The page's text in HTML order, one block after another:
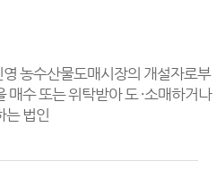
농수산물도매시장의 개설자로부
매수 또는 위탁받아 도 ·소매하거나
는 법인